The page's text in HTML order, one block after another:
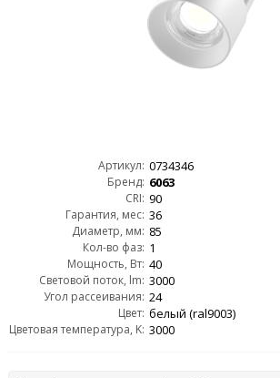
Артикул: 0734346
Бренд: 6063
CRI: 90
Гарантия, мес: 36
Диаметр, мм: 85
Кол-во фаз: 1
Мощность, Вт: 40
Световой поток, lm: 3000
Угол рассеивания: 24
Цвет: белый (ral9003)
Цветовая температура, K: 3000